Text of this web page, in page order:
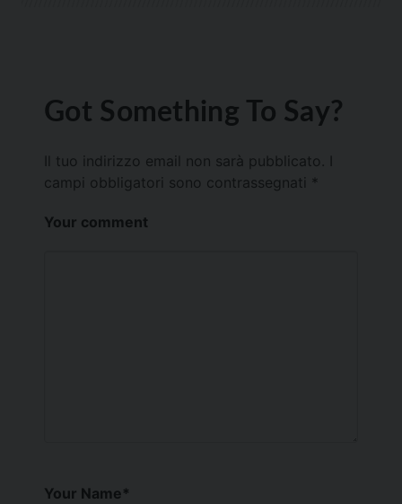
Got Something To Say?
Il tuo indirizzo email non sarà pubblicato.
campi obbligatori sono contrassegnati *
Your comment
Your Name*